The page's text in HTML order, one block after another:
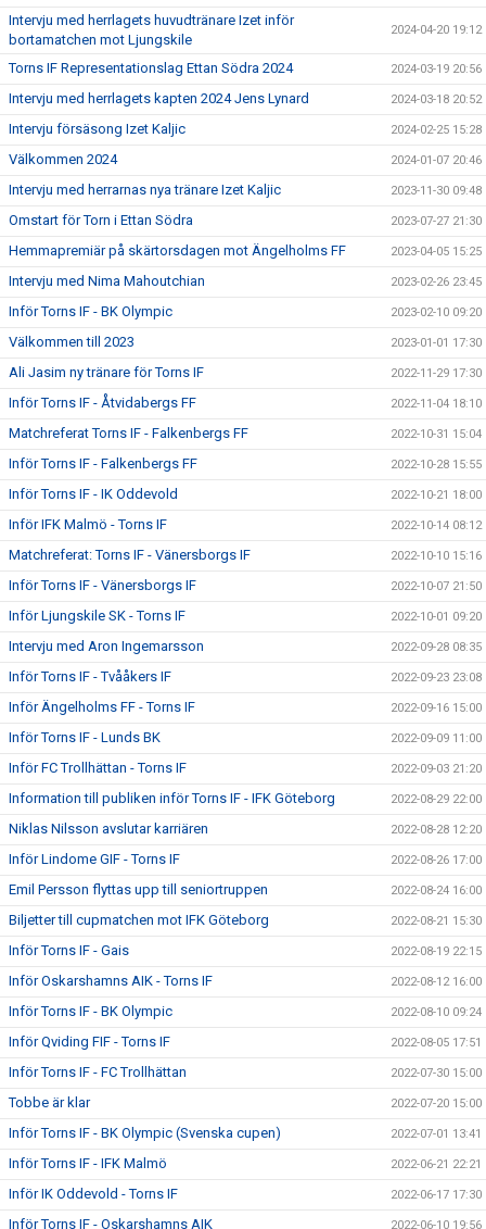
Intervju med herrlagets huvudtränare Izet inför
bortamatchen mot Ljungskile
2024-04-20 19:12
Torns IF Representationslag Ettan Södra 2024 2024-03-19 20:56
Intervju med herrlagets kapten 2024 Jens Lynard 2024-03-18 20:52
Intervju försäsong Izet Kaljic 2024-02-25 15:28
Välkommen 2024 2024-01-07 20:46
Intervju med herrarnas nya tränare Izet Kaljic 2023-11-30 09:48
Omstart för Torn i Ettan Södra 2023-07-27 21:30
Hemmapremiär på skärtorsdagen mot Ängelholms FF 2023-04-05 15:25
Intervju med Nima Mahoutchian 2023-02-26 23:45
Inför Torns IF - BK Olympic 2023-02-10 09:20
Välkommen till 2023 2023-01-01 17:30
Ali Jasim ny tränare för Torns IF 2022-11-29 17:30
Inför Torns IF - Åtvidabergs FF 2022-11-04 18:10
Matchreferat Torns IF - Falkenbergs FF 2022-10-31 15:04
Inför Torns IF - Falkenbergs FF 2022-10-28 15:55
Inför Torns IF - IK Oddevold 2022-10-21 18:00
Inför IFK Malmö - Torns IF 2022-10-14 08:12
Matchreferat: Torns IF - Vänersborgs IF 2022-10-10 15:16
Inför Torns IF - Vänersborgs IF 2022-10-07 21:50
Inför Ljungskile SK - Torns IF 2022-10-01 09:20
Intervju med Aron Ingemarsson 2022-09-28 08:35
Inför Torns IF - Tvååkers IF 2022-09-23 23:08
Inför Ängelholms FF - Torns IF 2022-09-16 15:00
Inför Torns IF - Lunds BK 2022-09-09 11:00
Inför FC Trollhättan - Torns IF 2022-09-03 21:20
Information till publiken inför Torns IF - IFK Göteborg 2022-08-29 22:00
Niklas Nilsson avslutar karriären 2022-08-28 12:20
Inför Lindome GIF - Torns IF 2022-08-26 17:00
Emil Persson flyttas upp till seniortruppen 2022-08-24 16:00
Biljetter till cupmatchen mot IFK Göteborg 2022-08-21 15:30
Inför Torns IF - Gais 2022-08-19 22:15
Inför Oskarshamns AIK - Torns IF 2022-08-12 16:00
Inför Torns IF - BK Olympic 2022-08-10 09:24
Inför Qviding FIF - Torns IF 2022-08-05 17:51
Inför Torns IF - FC Trollhättan 2022-07-30 15:00
Tobbe är klar 2022-07-20 15:00
Inför Torns IF - BK Olympic (Svenska cupen) 2022-07-01 13:41
Inför Torns IF - IFK Malmö 2022-06-21 22:21
Inför IK Oddevold - Torns IF 2022-06-17 17:30
Inför Torns IF - Oskarshamns AIK 2022-06-10 19:56